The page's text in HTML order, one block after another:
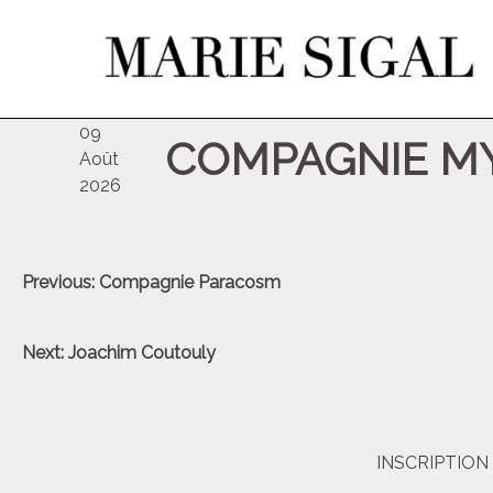
09
Août
2026
COMPAGNIE
Navigation
l’article
Previous: Compagnie Paracosm
Next: Joachim Coutouly